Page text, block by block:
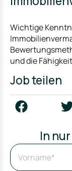
Wichtige
und die
Job teilen
In